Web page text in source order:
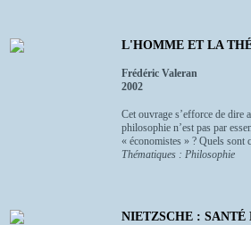
L'HOMME ET LA
Frédéric Valeran
2002
Cet ouvrage s’efforce de dire
philosophie n’est pas par
« économistes » ? Quels sont
Thématiques : Philosophie
NIETZSCHE :